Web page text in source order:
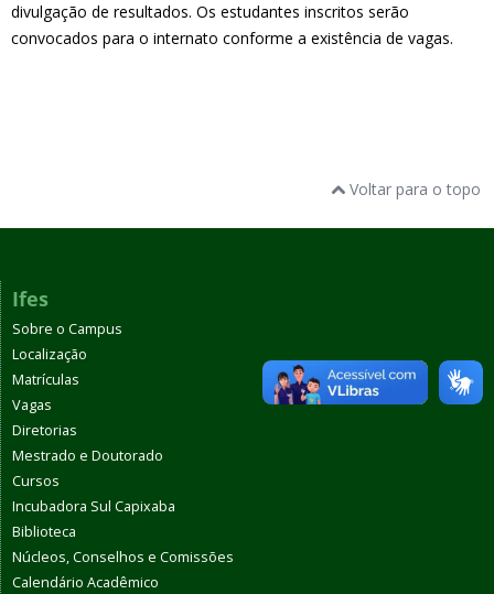
divulgação de resultados. Os estudantes inscritos serão
convocados para o internato conforme a existência de vagas.
Voltar para o topo
Ifes
Sobre o Campus
Localização
Matrículas
Vagas
Diretorias
Mestrado e Doutorado
Cursos
Incubadora Sul Capixaba
Biblioteca
Núcleos, Conselhos e Comissões
Calendário Acadêmico